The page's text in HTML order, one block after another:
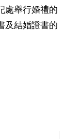
處舉行婚禮的
及結婚證書的